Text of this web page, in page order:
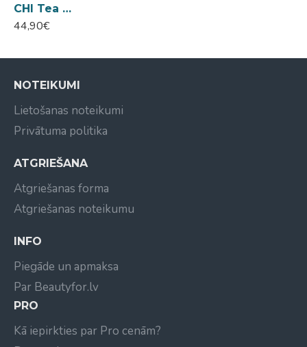
CHI Tea Tree Oil Shampoo šampūns 739ml
44,90€
NOTEIKUMI
Lietošanas noteikumi
Privātuma politika
ATGRIEŠANA
Atgriešanas forma
Atgriešanas noteikumu
INFO
Piegāde un apmaksa
Par Beautyfor.lv
PRO
Kā iepirkties par Pro cenām?